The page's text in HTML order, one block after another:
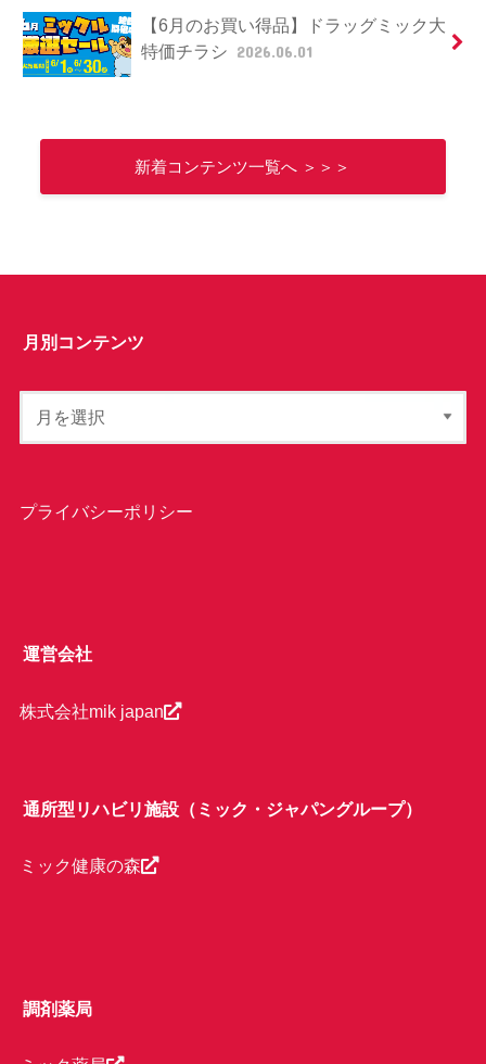
【6月のお買い得品】ドラッグミック大
特価チラシ 2026.06.01
新着コンテンツ一覧へ ＞＞＞
月別コンテンツ
プライバシーポリシー
運営会社
株式会社mik japan
通所型リハビリ施設（ミック・ジャパングループ）
ミック健康の森
調剤薬局